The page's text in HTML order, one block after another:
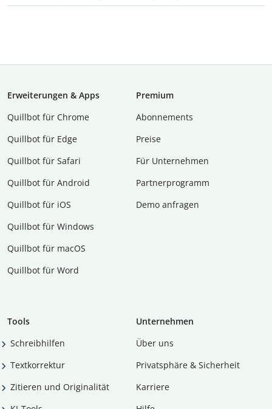
Erweiterungen & Apps
Quillbot für Chrome
Quillbot für Edge
Quillbot für Safari
Quillbot für Android
Quillbot für iOS
Quillbot für Windows
Quillbot für macOS
Quillbot für Word
Premium
Abon­ne­ments
Preise
Für Unternehmen
Partnerprogramm
Demo anfragen
Tools
Schreibhilfen
Textkorrektur
Zitieren und Originalität
Unternehmen
Über uns
Privatsphäre & Sicherheit
Karriere